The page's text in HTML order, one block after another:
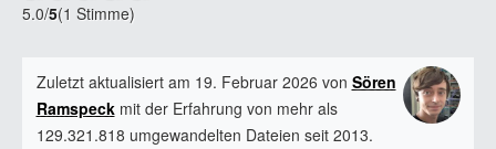
5.0/5(1 Stimme)
Zuletzt aktualisiert am 19. Februar 2026 von Sören
Ramspeckmit der Erfahrung von mehr als
129.321.818 umgewandelten Dateien seit 2013.